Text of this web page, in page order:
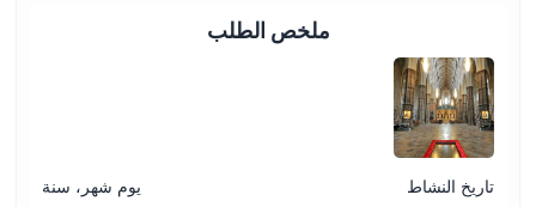
ملخص الطلب
تاريخ النشاط
يوم شهر، سنة